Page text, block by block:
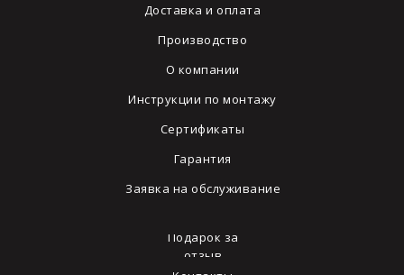
Доставка и оплата
Производство
О компании
Инструкции по монтажу
Сертификаты
Гарантия
Заявка на обслуживание
Подарок за
отзыв